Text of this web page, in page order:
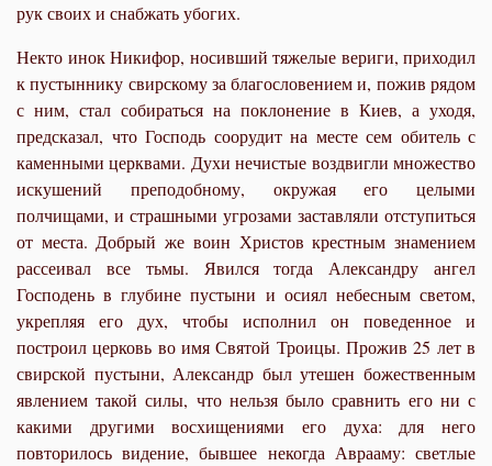
рук своих и снабжать убогих.
Некто инок Никифор, носивший тяжелые вериги, приходил
к пустыннику свирскому за благословением и, пожив рядом
с ним, стал собираться на поклонение в Киев, а уходя,
предсказал, что Господь соорудит на месте сем обитель с
каменными церквами. Духи нечистые воздвигли множество
искушений преподобному, окружая его целыми
полчищами, и страшными угрозами заставляли отступиться
от места. Добрый же воин Христов крестным знамением
рассеивал все тьмы. Явился тогда Александру ангел
Господень в глубине пустыни и осиял небесным светом,
укрепляя его дух, чтобы исполнил он поведенное и
построил церковь во имя Святой Троицы. Прожив 25 лет в
свирской пустыни, Александр был утешен божественным
явлением такой силы, что нельзя было сравнить его ни с
какими другими восхищениями его духа: для него
повторилось видение, бывшее некогда Аврааму: светлые